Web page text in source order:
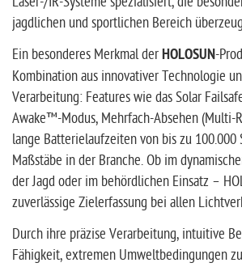
jagdlichen und sportlichen Bereich
Ein besonderes Merkmal derHOLOSUN-
Kombination aus innovativer Technologie
Verarbeitung: Features wie das Solar
Awake™-Modus, Mehrfach-Absehen (Multi-
lange Batterielaufzeiten von bis zu 100.000
Maßstäbe in der Branche. Ob im
der Jagd oder im behördlichen Einsatz –
zuverlässige Zielerfassung bei allen
Durch ihre präzise Verarbeitung, intuitive
Fähigkeit, extremen Umweltbedingungen